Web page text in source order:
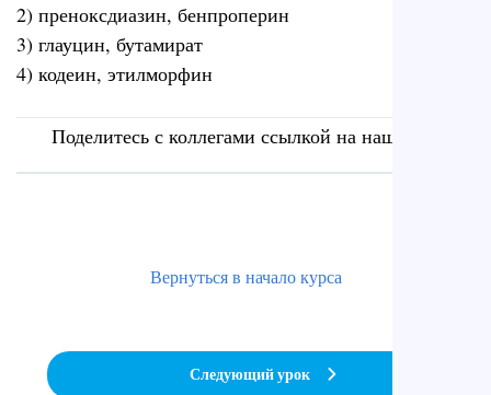
2) преноксдиазин, бенпроперин
3) глауцин, бутамират
4) кодеин, этилморфин
Поделитесь с коллегами ссылкой на наш сайт
Вернуться в начало курса
Следующий урок